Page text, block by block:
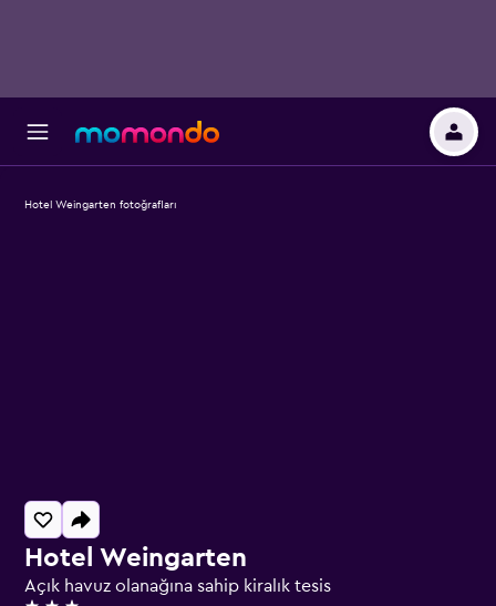
Hotel Weingarten
Açık havuz olanağına sahip kiralık tesis
Hotel Weingarten fotoğrafları